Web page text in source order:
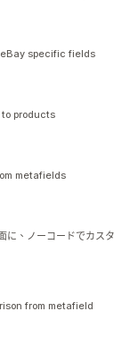
specific fields
products
metafields
に、ノーコードでカスタ
from metafield